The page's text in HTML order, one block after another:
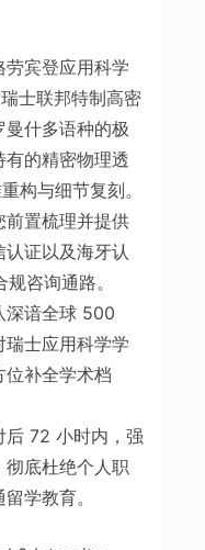
劳宾登应用科学
士联邦特制高密
什多语种的极
的精密物理透
构与细节复刻。
前置梳理并提供
证以及海牙认
咨询通路。
深谙全球 500
士应用科学学
位补全学术档
后 72 小时内，强
底杜绝个人职
学教育。